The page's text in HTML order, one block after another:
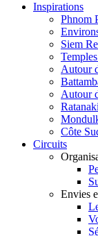
Inspirations
Phnom
Siem
Autour
Autour
Côte
Circuits
Envies